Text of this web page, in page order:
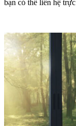
bạn có thể liên hệ